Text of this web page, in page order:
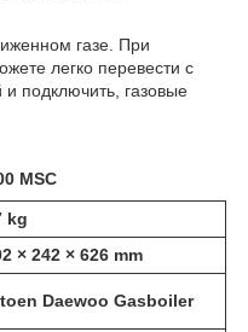
газе. При
легко перевести с
подключить, газовые
MSC
kg
× 242 × 626 mm
Daewoo Gasboiler